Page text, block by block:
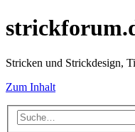
Stricken und Strickdesign,
Zum Inhalt